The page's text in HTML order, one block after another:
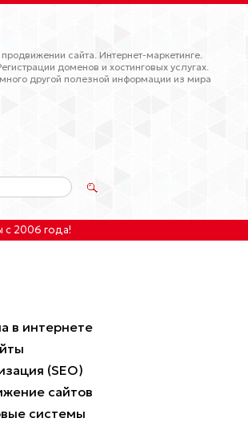
сайта. Интернет-маркетинге.
доменов и хостинговых услугах.
другой полезной информации из мира
с 2006 года!
в интернете
(SEO)
сайтов
системы